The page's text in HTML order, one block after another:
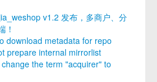
v1.2 发布，多商户、分
！
download metadata for repo
prepare internal mirrorlist
the term "acquirer" to